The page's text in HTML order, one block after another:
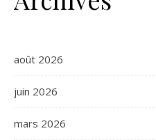
août 2026
juin 2026
mars 2026